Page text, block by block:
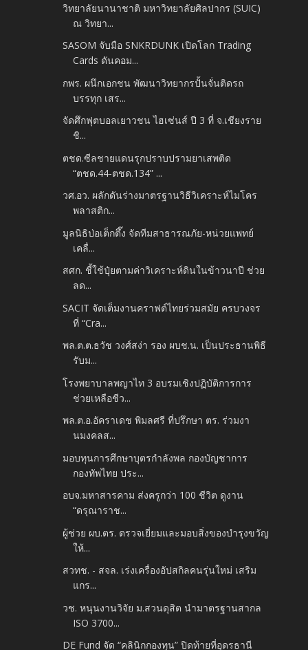
วิทยาลัยนานาชาติ มหาวิทยาลัยศิลปากร (SUIC)
ณ วิทยา...
SASOM จับมือ SNKRDUNK เปิดโลก Trading
Cards ดันคอม...
กพร. ผนึกเอกชน พัฒนาวิทยากรปั้นจั่นติดรถ
บรรทุก เสร...
จัดศึกฟุตบอลเยาวชน ไฮเซ่นส์ ปี 3 ที่ จ.เชียงราย
ชิ...
ตชด.ซีลชายแดนรุกปราบปรามยาเสพติด
“ตชด.44-ตชด.134” ...
วศ.อว. ผลักดันร่างมาตรฐานวิธีวิเคราะห์ไมโคร
พลาสติก...
มูลนิธิป่อเต็กตึ๊ง จัดทีมสาธารณภัย-หน่วยแพทย์
เคลื่...
สศก. ชี้ใช้ปุ๋ยตามค่าวิเคราะห์ดินในข้าวนาปี ช่วย
ลด...
SACIT จัดเต็มงานคราฟต์ไทยร่วมสมัย ครบวงจร
ที่ “Cra...
พล.ต.ต.ธวัช วงศ์สง่า รอง ผบช.น. เป็นประธานพิธี
รับม...
โรงพยาบาลพญาไท 3 อบรมเชิงปฏิบัติการการ
ช่วยเหลือชีว...
พล.ต.อ.อัคราเดช พิมลศรี ที่ปรึกษา ตร. ร่วมงา
นมงคลส...
มอบทุนการศึกษาบุตรกำลังพล กองบัญชาการ
กองทัพไทย ประ...
อบจ.มหาสารคาม ส่งครูกว่า 100 ชีวิต ดูงาน
“ดรุณาราช...
ผู้ช่วย ผบ.ตร. ตรวจเยี่ยมและมอบสิ่งของบำรุงขวัญ
ให้...
สวทช. - สจล. เร่งเครื่องอัปสกิลคนรุ่นใหม่ เสริม
แกร...
วช. หนุนงานวิจัย ม.สวนดุสิต นำมาตรฐานสากล
ISO 3700...
DE Fund จัด “คลินิกกองทุน” ปิดท้ายที่อุดรธานี